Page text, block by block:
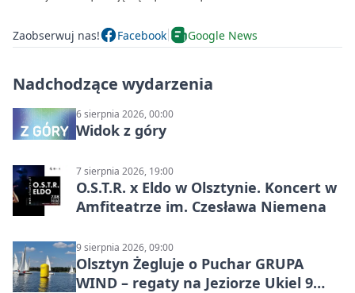
Zaobserwuj nas! Facebook Google News
Nadchodzące wydarzenia
6 sierpnia 2026, 00:00
Widok z góry
7 sierpnia 2026, 19:00
O.S.T.R. x Eldo w Olsztynie. Koncert w
Amfiteatrze im. Czesława Niemena
9 sierpnia 2026, 09:00
Olsztyn Żegluje o Puchar GRUPA
WIND – regaty na Jeziorze Ukiel 9